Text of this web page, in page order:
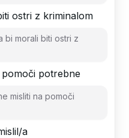
ostri z kriminalom
bi morali biti ostri z
potrebne
misliti na pomoči
a